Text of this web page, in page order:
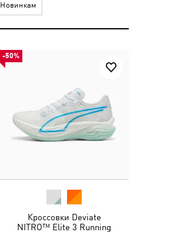
Новинкам
-50%
Кроссовки Deviate
NITRO™ Elite 3 Running